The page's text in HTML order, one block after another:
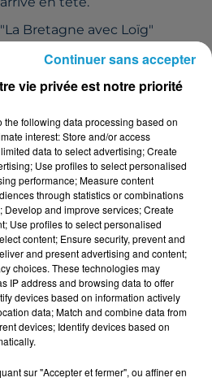
Bretagne avec Loïg"
voix. Thierry Burlot, candidat
arrive à la 2e place, avec
retrouve Isabelle Le
haut la Bretagne" avec
Pennelle, tête de liste "Une
15.27%,
menée par Claire
avec 13.7% des voix.
régionales se déroule
vie privée est notre priorité
the following data processing based on
interest: Store and/or access
data to select advertising; Create
Use profiles to select personalised
performance; Measure content
through statistics or combinations
Develop and improve services; Create
Use profiles to select personalised
content; Ensure security, prevent and
and present advertising and content;
choices. These technologies may
IP address and browsing data to offer
devices based on information actively
data; Match and combine data from
devices; Identify devices based on
sur "Accepter et fermer", ou affiner en
Continuer sans accepter